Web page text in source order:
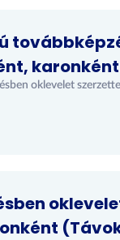
oklevelet